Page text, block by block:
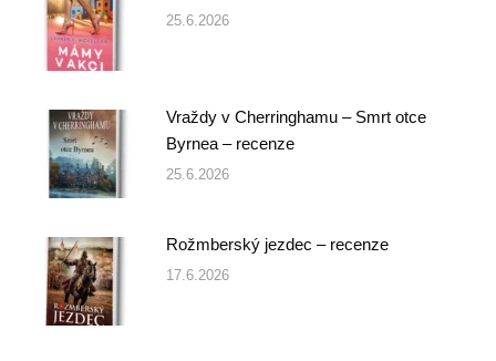
25.6.2026
Vraždy v Cherringhamu – Smrt otce
Byrnea – recenze
25.6.2026
Rožmberský jezdec – recenze
17.6.2026